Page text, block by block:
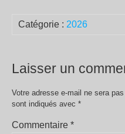
Catégorie : 2026
Laisser un
Votre adresse e-mail ne sera
sont indiqués avec *
Commentaire *